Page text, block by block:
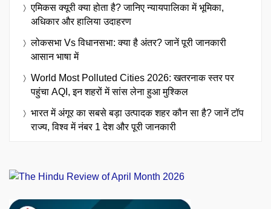
एमिकस क्यूरी क्या होता है? जानिए न्यायपालिका में भूमिका,
अधिकार और हालिया उदाहरण
लोकसभा Vs विधानसभा: क्या है अंतर? जानें पूरी जानकारी
आसान भाषा में
World Most Polluted Cities 2026: खतरनाक स्तर पर
पहुंचा AQI, इन शहरों में सांस लेना हुआ मुश्किल
भारत में अंगूर का सबसे बड़ा उत्पादक शहर कौन सा है? जानें टॉप
राज्य, विश्व में नंबर 1 देश और पूरी जानकारी